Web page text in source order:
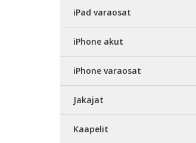
iPad varaosat
iPhone akut
iPhone varaosat
Jakajat
Kaapelit